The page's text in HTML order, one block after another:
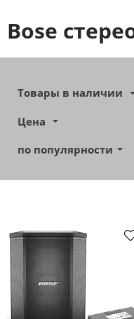
Bose
Товары в наличии
Цена
по популярности